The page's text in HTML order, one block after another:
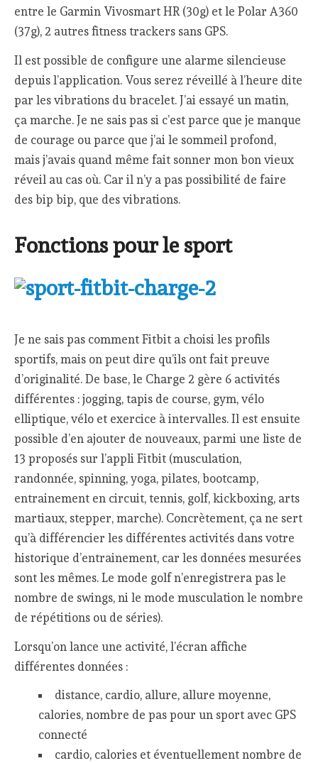
entre le Garmin Vivosmart HR (30g) et le Polar A360
(37g), 2 autres fitness trackers sans GPS.
Il est possible de configure une alarme silencieuse
depuis l’application. Vous serez réveillé à l’heure dite
par les vibrations du bracelet. J’ai essayé un matin,
ça marche. Je ne sais pas si c’est parce que je manque
de courage ou parce que j’ai le sommeil profond,
mais j’avais quand même fait sonner mon bon vieux
réveil au cas où. Car il n’y a pas possibilité de faire
des bip bip, que des vibrations.
Fonctions pour le sport
Je ne sais pas comment Fitbit a choisi les profils
sportifs, mais on peut dire qu’ils ont fait preuve
d’originalité. De base, le Charge 2 gère 6 activités
différentes : jogging, tapis de course, gym, vélo
elliptique, vélo et exercice à intervalles. Il est ensuite
possible d’en ajouter de nouveaux, parmi une liste de
13 proposés sur l’appli Fitbit (musculation,
randonnée, spinning, yoga, pilates, bootcamp,
entrainement en circuit, tennis, golf, kickboxing, arts
martiaux, stepper, marche). Concrètement, ça ne sert
qu’à différencier les différentes activités dans votre
historique d’entrainement, car les données mesurées
sont les mêmes. Le mode golf n’enregistrera pas le
nombre de swings, ni le mode musculation le nombre
de répétitions ou de séries).
Lorsqu’on lance une activité, l’écran affiche
différentes données :
distance, cardio, allure, allure moyenne,
calories, nombre de pas pour un sport avec GPS
connecté
cardio, calories et éventuellement nombre de